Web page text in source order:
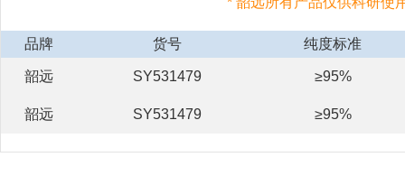
品牌 货号 纯度标准
韶远 SY531479 ≥95%
韶远 SY531479 ≥95%